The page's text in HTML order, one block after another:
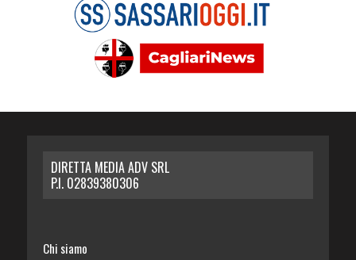
DIRETTA MEDIA ADV SRL
P.I. 02839380306
Chi siamo